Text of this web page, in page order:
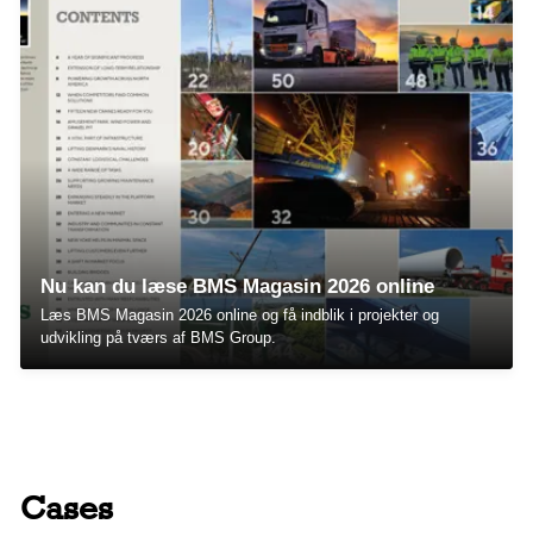
Nu kan du læse BMS Magasin 2026 online
Læs BMS Magasin 2026 online og få indblik i projekter og
udvikling på tværs af BMS Group.
Cases